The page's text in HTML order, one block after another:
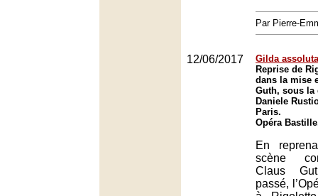
Par Pierre-
12/06/2017
Gilda assoluta
Reprise de
dans la mise
Guth, sous la
Daniele
Paris.
Opéra
En
scène
Claus
passé,